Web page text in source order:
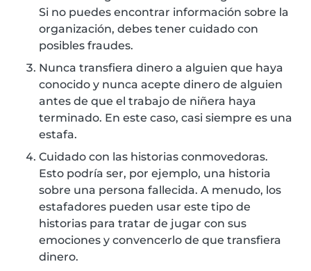
Si no puedes encontrar información sobre la
organización, debes tener cuidado con
posibles fraudes.
Nunca transfiera dinero a alguien que haya
conocido y nunca acepte dinero de alguien
antes de que el trabajo de niñera haya
terminado. En este caso, casi siempre es una
estafa.
Cuidado con las historias conmovedoras.
Esto podría ser, por ejemplo, una historia
sobre una persona fallecida. A menudo, los
estafadores pueden usar este tipo de
historias para tratar de jugar con sus
emociones y convencerlo de que transfiera
dinero.